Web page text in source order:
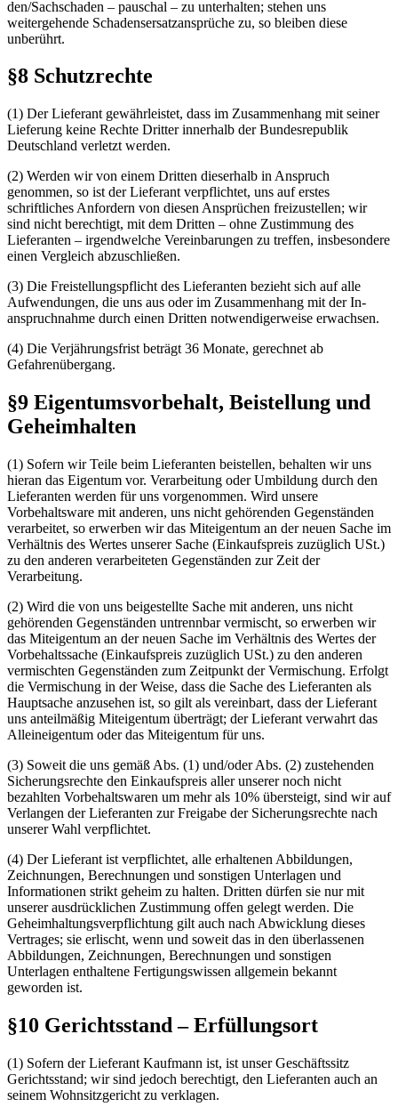
den/Sachschaden – pauschal – zu unterhalten; stehen uns
weitergehende Schadensersatzansprüche zu, so bleiben diese
unberührt.
§8 Schutzrechte
(1) Der Lieferant gewährleistet, dass im Zusammenhang mit seiner
Lieferung keine Rechte Dritter innerhalb der Bundesrepublik
Deutschland verletzt werden.
(2) Werden wir von einem Dritten dieserhalb in Anspruch
genommen, so ist der Lieferant verpflichtet, uns auf erstes
schriftliches Anfordern von diesen Ansprüchen freizustellen; wir
sind nicht berechtigt, mit dem Dritten – ohne Zustimmung des
Lieferanten – irgendwelche Vereinbarungen zu treffen, insbesondere
einen Vergleich abzuschließen.
(3) Die Freistellungspflicht des Lieferanten bezieht sich auf alle
Aufwendungen, die uns aus oder im Zusammenhang mit der In­
anspruchnahme durch einen Dritten notwendigerweise erwachsen.
(4) Die Verjährungsfrist beträgt 36 Monate, gerechnet ab
Gefahrenübergang.
§9 Eigentumsvorbehalt, Beistellung und
Geheimhalten
(1) Sofern wir Teile beim Lieferanten beistellen, behalten wir uns
hieran das Eigentum vor. Verarbeitung oder Umbildung durch den
Lieferanten werden für uns vorgenommen. Wird unsere
Vorbehaltsware mit anderen, uns nicht gehörenden Gegenständen
verarbeitet, so erwerben wir das Miteigentum an der neuen Sache im
Verhältnis des Wertes unserer Sache (Einkaufspreis zuzüglich USt.)
zu den anderen verarbeiteten Gegenständen zur Zeit der
Verarbeitung.
(2) Wird die von uns beigestellte Sache mit anderen, uns nicht
gehörenden Gegenständen untrennbar vermischt, so erwerben wir
das Miteigentum an der neuen Sache im Verhältnis des Wertes der
Vorbehaltssache (Einkaufspreis zuzüglich USt.) zu den anderen
vermischten Gegenständen zum Zeitpunkt der Vermischung. Erfolgt
die Vermischung in der Weise, dass die Sache des Lieferanten als
Hauptsache anzusehen ist, so gilt als vereinbart, dass der Lieferant
uns anteilmäßig Miteigentum überträgt; der Lieferant verwahrt das
Alleineigentum oder das Miteigentum für uns.
(3) Soweit die uns gemäß Abs. (1) und/oder Abs. (2) zustehenden
Sicherungsrechte den Einkaufspreis aller unserer noch nicht
bezahlten Vorbehaltswaren um mehr als 10% übersteigt, sind wir auf
Verlangen der Lieferanten zur Freigabe der Sicherungsrechte nach
unserer Wahl verpflichtet.
(4) Der Lieferant ist verpflichtet, alle erhaltenen Abbildungen,
Zeichnungen, Berechnungen und sonstigen Unterlagen und
Informationen strikt geheim zu halten. Dritten dürfen sie nur mit
unserer ausdrücklichen Zustimmung offen gelegt werden. Die
Geheimhaltungsverpflichtung gilt auch nach Abwicklung dieses
Vertrages; sie erlischt, wenn und soweit das in den überlassenen
Abbildungen, Zeichnungen, Berechnungen und sonstigen
Unterlagen enthaltene Fertigungswissen allgemein bekannt
geworden ist.
§10 Gerichtsstand – Erfüllungsort
(1) Sofern der Lieferant Kaufmann ist, ist unser Geschäftssitz
Gerichtsstand; wir sind jedoch berechtigt, den Lieferanten auch an
seinem Wohnsitzgericht zu verklagen.